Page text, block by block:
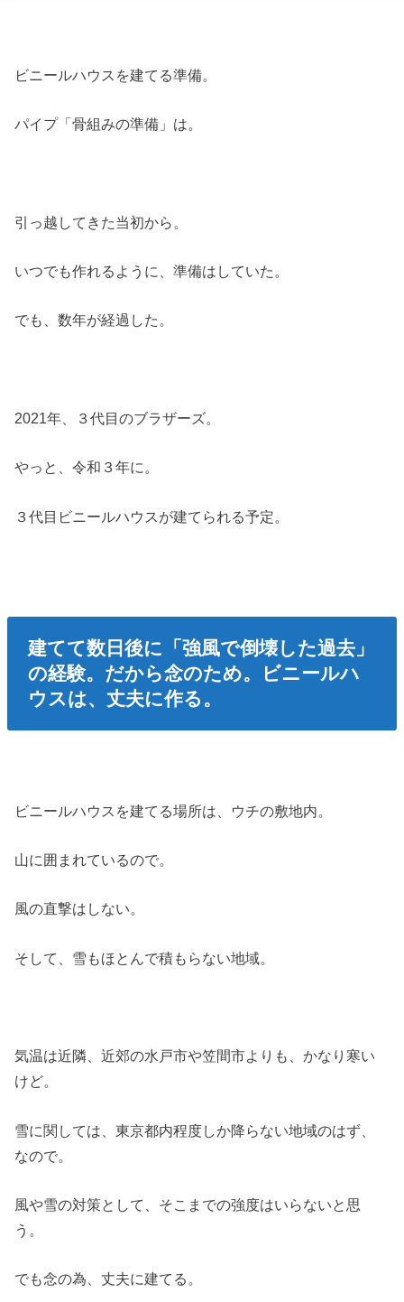
ビニールハウスを建てる準備。
パイプ「骨組みの準備」は。
引っ越してきた当初から。
いつでも作れるように、準備はしていた。
でも、数年が経過した。
2021年、３代目のブラザーズ。
やっと、令和３年に。
３代目ビニールハウスが建てられる予定。
建てて数日後に「強風で倒壊した過去」
の経験。だから念のため。ビニールハ
ウスは、丈夫に作る。
ビニールハウスを建てる場所は、ウチの敷地内。
山に囲まれているので。
風の直撃はしない。
そして、雪もほとんで積もらない地域。
気温は近隣、近郊の水戸市や笠間市よりも、かなり寒い
けど。
雪に関しては、東京都内程度しか降らない地域のはず、
なので。
風や雪の対策として、そこまでの強度はいらないと思
う。
でも念の為、丈夫に建てる。